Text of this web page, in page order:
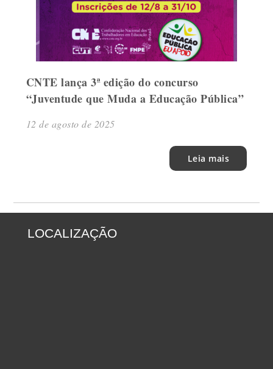
CNTE lança 3ª edição do concurso
“Juventude que Muda a Educação Pública”
12 de agosto de 2025
Leia mais
LOCALIZAÇÃO